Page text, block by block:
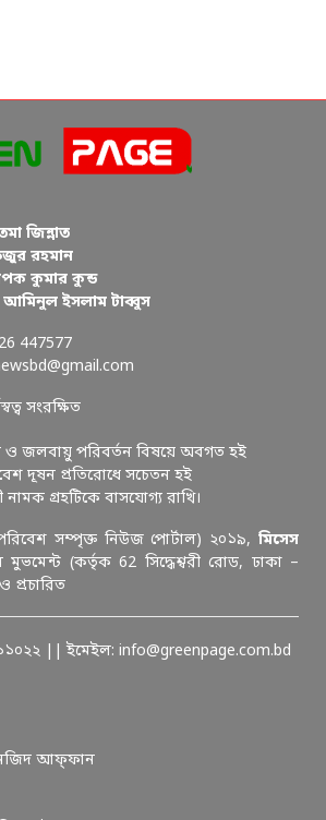
জিন্নাত
রহমান
কুমার কুন্ড
আমিনুল ইসলাম টাব্বুস
447577
সংরক্ষিত
ও জলবায়ু পরিবর্তন বিষয়ে অবগত হই
দূষন প্রতিরোধে সচেতন হই
নামক গ্রহটিকে বাসযোগ্য রাখি।
সম্পৃক্ত নিউজ পোর্টাল) ২০১৯, মিসেস
মুভমেন্ট (কর্তৃক 62 সিদ্ধেশ্বরী রোড, ঢাকা –
প্রচারিত
|| ইমেইল: info@greenpage.com.bd
আফ্ফান